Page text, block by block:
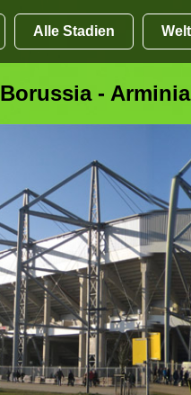
Alle Stadien
Borussia -